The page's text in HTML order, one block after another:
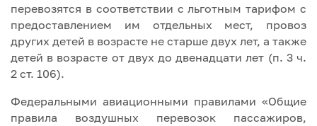
перевозятся в соответствии с льготным тарифом с
предоставлением им отдельных мест, провоз
других детей в возрасте не старше двух лет, а также
детей в возрасте от двух до двенадцати лет (п. 3 ч.
2 ст. 106).
Федеральными авиационными правилами «Общие
правила воздушных перевозок пассажиров,